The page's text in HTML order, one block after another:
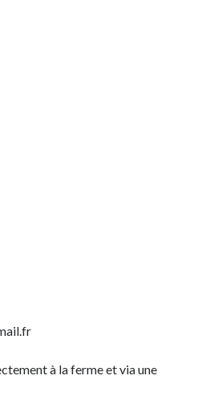
à la ferme et via une